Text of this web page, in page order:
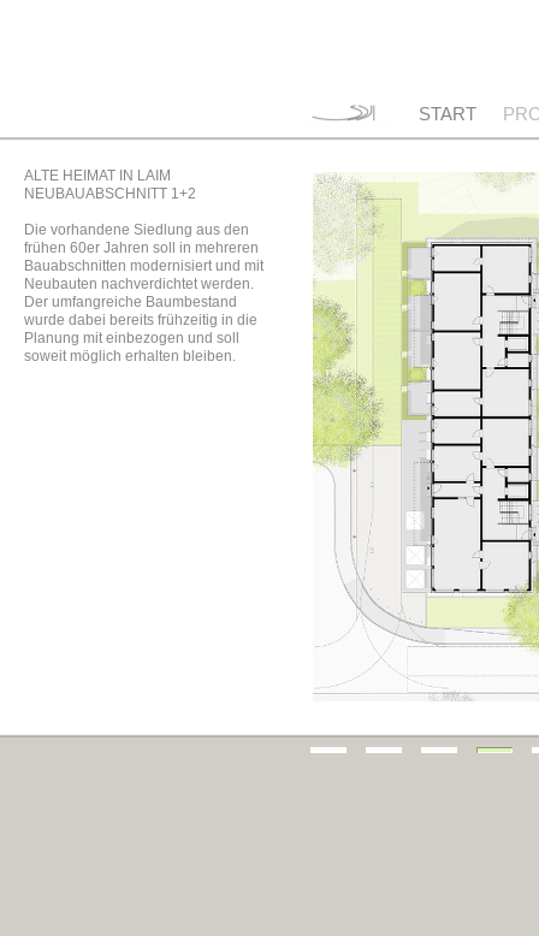
START
ALTE HEIMAT IN LAIM
NEUBAUABSCHNITT 1+2
Die vorhandene Siedlung aus den
frühen 60er Jahren soll in mehreren
Bauabschnitten modernisiert und mit
Neubauten nachverdichtet werden.
Der umfangreiche Baumbestand
wurde dabei bereits frühzeitig in die
Planung mit einbezogen und soll
soweit möglich erhalten bleiben.